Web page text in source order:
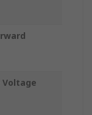
Voltage